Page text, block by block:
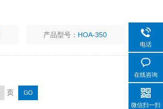
产品型号： HOA-350
页
电话
在线咨询
微信扫一扫